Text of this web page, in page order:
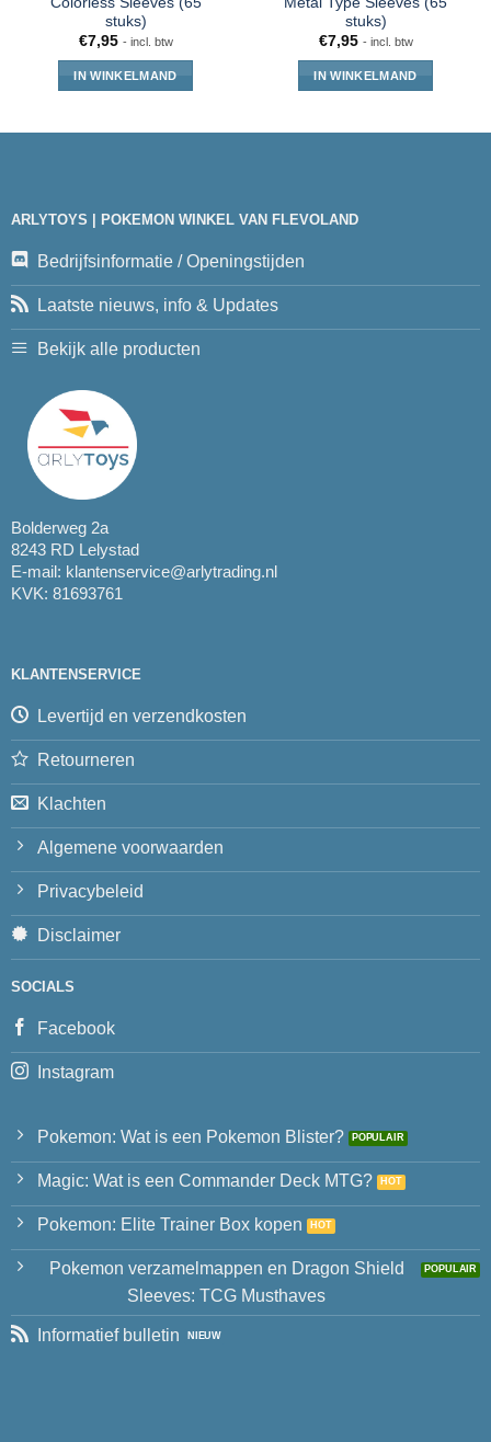
stuks)
€7,95 - incl. btw
IN WINKELMAND
stuks)
€7,95 - incl. btw
IN WINKELMAND
ARLYTOYS | POKEMON WINKEL VAN FLEVOLAND
Bedrijfsinformatie / Openingstijden
Laatste nieuws, info & Updates
Bekijk alle producten
Bolderweg 2a
8243 RD Lelystad
E-mail: klantenservice@arlytrading.nl
KVK: 81693761
KLANTENSERVICE
Levertijd en verzendkosten
Retourneren
Klachten
Algemene voorwaarden
Privacybeleid
Disclaimer
SOCIALS
Facebook
Instagram
Pokemon: Wat is een Pokemon Blister?
Magic: Wat is een Commander Deck MTG?
Pokemon: Elite Trainer Box kopen
Pokemon verzamelmappen en Dragon Shield
Sleeves: TCG Musthaves
Informatief bulletin